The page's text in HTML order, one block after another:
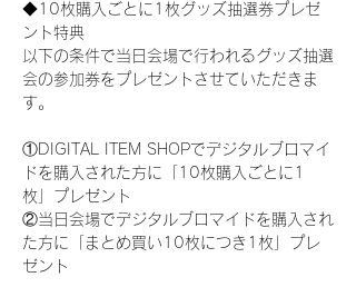
◆10枚購入ごとに1枚グッズ抽選券プレゼ
ント特典
以下の条件で当日会場で行われるグッズ抽選
会の参加券をプレゼントさせていただきま
す。
①DIGITAL ITEM SHOPでデジタルブロマイ
ドを購入された方に「10枚購入ごとに1
枚」プレゼント
②当日会場でデジタルブロマイドを購入され
た方に「まとめ買い10枚につき1枚」プレ
ゼント